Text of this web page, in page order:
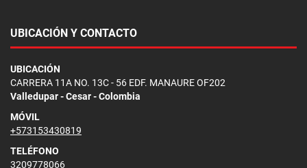
UBICACIÓN Y CONTACTO
UBICACIÓN
CARRERA 11A NO. 13C - 56 EDF. MANAURE OF202
Valledupar - Cesar - Colombia
MÓVIL
+573153430819
TELÉFONO
3209778066